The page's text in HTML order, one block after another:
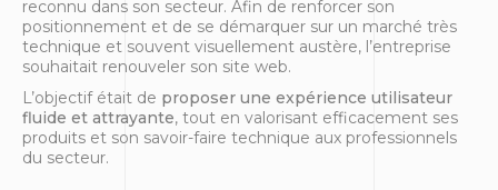
reconnu dans son secteur. Afin de renforcer son
positionnement et de se démarquer sur un marché très
technique et souvent visuellement austère, l’entreprise
souhaitait renouveler son site web.
L’objectif était de proposer une expérience utilisateur
fluide et attrayante, tout en valorisant efficacement ses
produits et son savoir-faire technique aux professionnels
du secteur.